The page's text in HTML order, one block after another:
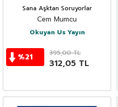
Sana Aşktan Soruyorlar
Cem Mumcu
Okuyan Us Yayın
%21 395,00TL
312,05 TL